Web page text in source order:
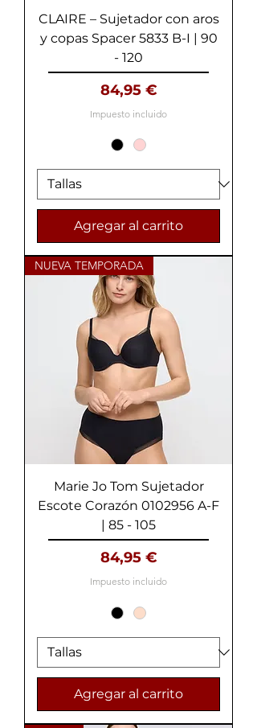
CLAIRE – Sujetador con aros
y copas Spacer 5833 B-I | 90
- 120
Precio
84,95 €
Impuesto incluido
Agregar al carrito
NUEVA TEMPORADA
Marie Jo Tom Sujetador
Escote Corazón 0102956 A-F
| 85 - 105
Precio
84,95 €
Impuesto incluido
Agregar al carrito